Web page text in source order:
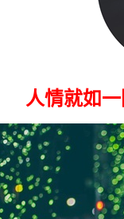
人情就如